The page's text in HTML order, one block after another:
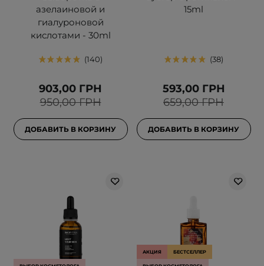
азелаиновой и
гиалуроновой
кислотами - 30ml
140
950,00 ГРН
903,00 ГРН
ДОБАВИТЬ В КОРЗИНУ
15ml
38
659,00 ГРН
593,00 ГРН
ДОБАВИТЬ В КОРЗИНУ
АКЦИЯ БЕСТСЕЛЛЕР